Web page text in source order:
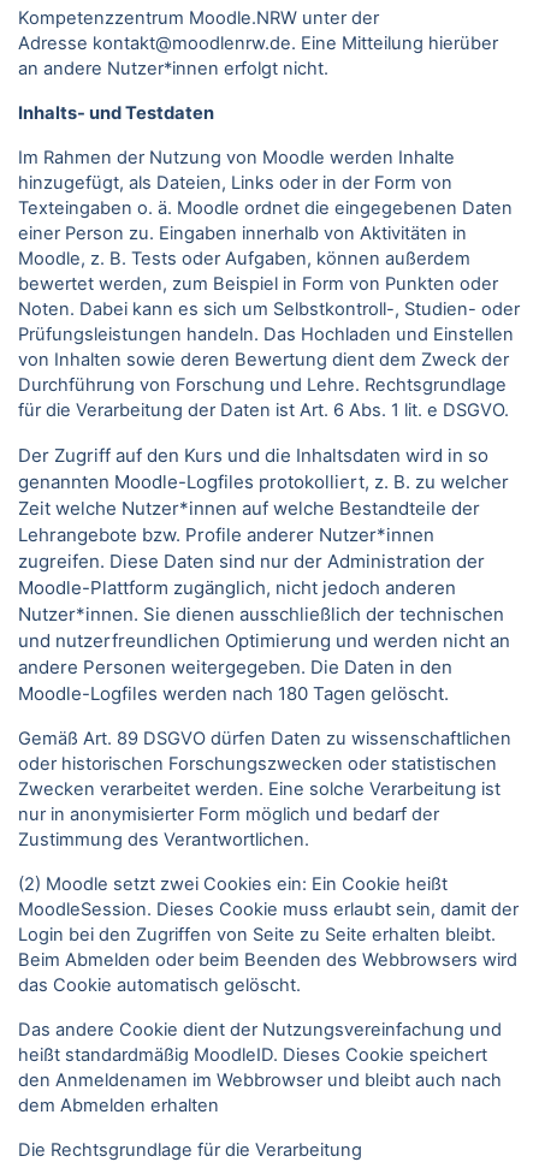
Kompetenzzentrum Moodle.NRW unter der
Adresse kontakt@moodlenrw.de. Eine Mitteilung hierüber
an andere Nutzer*innen erfolgt nicht.
Inhalts- und Testdaten
Im Rahmen der Nutzung von Moodle werden Inhalte
hinzugefügt, als Dateien, Links oder in der Form von
Texteingaben o. ä. Moodle ordnet die eingegebenen Daten
einer Person zu. Eingaben innerhalb von Aktivitäten in
Moodle, z. B. Tests oder Aufgaben, können außerdem
bewertet werden, zum Beispiel in Form von Punkten oder
Noten. Dabei kann es sich um Selbstkontroll-, Studien- oder
Prüfungsleistungen handeln. Das Hochladen und Einstellen
von Inhalten sowie deren Bewertung dient dem Zweck der
Durchführung von Forschung und Lehre. Rechtsgrundlage
für die Verarbeitung der Daten ist Art. 6 Abs. 1 lit. e DSGVO.
Der Zugriff auf den Kurs und die Inhaltsdaten wird in so
genannten Moodle-Logfiles protokolliert, z. B. zu welcher
Zeit welche Nutzer*innen auf welche Bestandteile der
Lehrangebote bzw. Profile anderer Nutzer*innen
zugreifen. Diese Daten sind nur der Administration der
Moodle-Plattform zugänglich, nicht jedoch anderen
Nutzer*innen. Sie dienen ausschließlich der technischen
und nutzerfreundlichen Optimierung und werden nicht an
andere Personen weitergegeben. Die Daten in den
Moodle-Logfiles werden nach 180 Tagen gelöscht.
Gemäß Art. 89 DSGVO dürfen Daten zu wissenschaftlichen
oder historischen Forschungszwecken oder statistischen
Zwecken verarbeitet werden. Eine solche Verarbeitung ist
nur in anonymisierter Form möglich und bedarf der
Zustimmung des Verantwortlichen.
(2) Moodle setzt zwei Cookies ein: Ein Cookie heißt
MoodleSession. Dieses Cookie muss erlaubt sein, damit der
Login bei den Zugriffen von Seite zu Seite erhalten bleibt.
Beim Abmelden oder beim Beenden des Webbrowsers wird
das Cookie automatisch gelöscht.
Das andere Cookie dient der Nutzungsvereinfachung und
heißt standardmäßig MoodleID. Dieses Cookie speichert
den Anmeldenamen im Webbrowser und bleibt auch nach
dem Abmelden erhalten
Die Rechtsgrundlage für die Verarbeitung